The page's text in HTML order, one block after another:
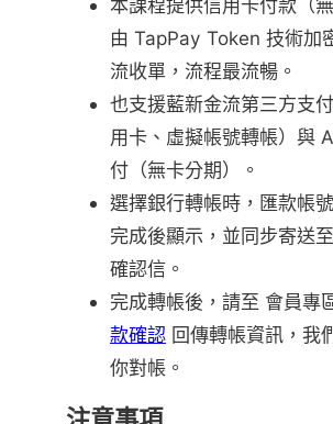
本課程提供信用卡付款（
由 TapPay Token 技術加
流收單，流程最流暢。
也支援藍新金流第三方支
用卡、虛擬帳號轉帳）與
付（無卡分期）。
選擇銀行轉帳時，匯款帳
完成後顯示，並同步寄送
確認信。
完成轉帳後，請至 會員專
款確認 回傳轉帳資訊，我
你對帳。